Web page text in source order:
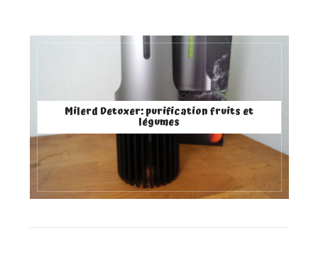
Milerd Detoxer: purification fruits et
légumes